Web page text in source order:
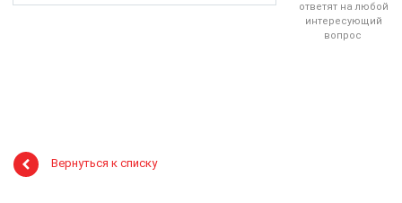
ответят на любой
интересующий
вопрос
Вернуться к списку